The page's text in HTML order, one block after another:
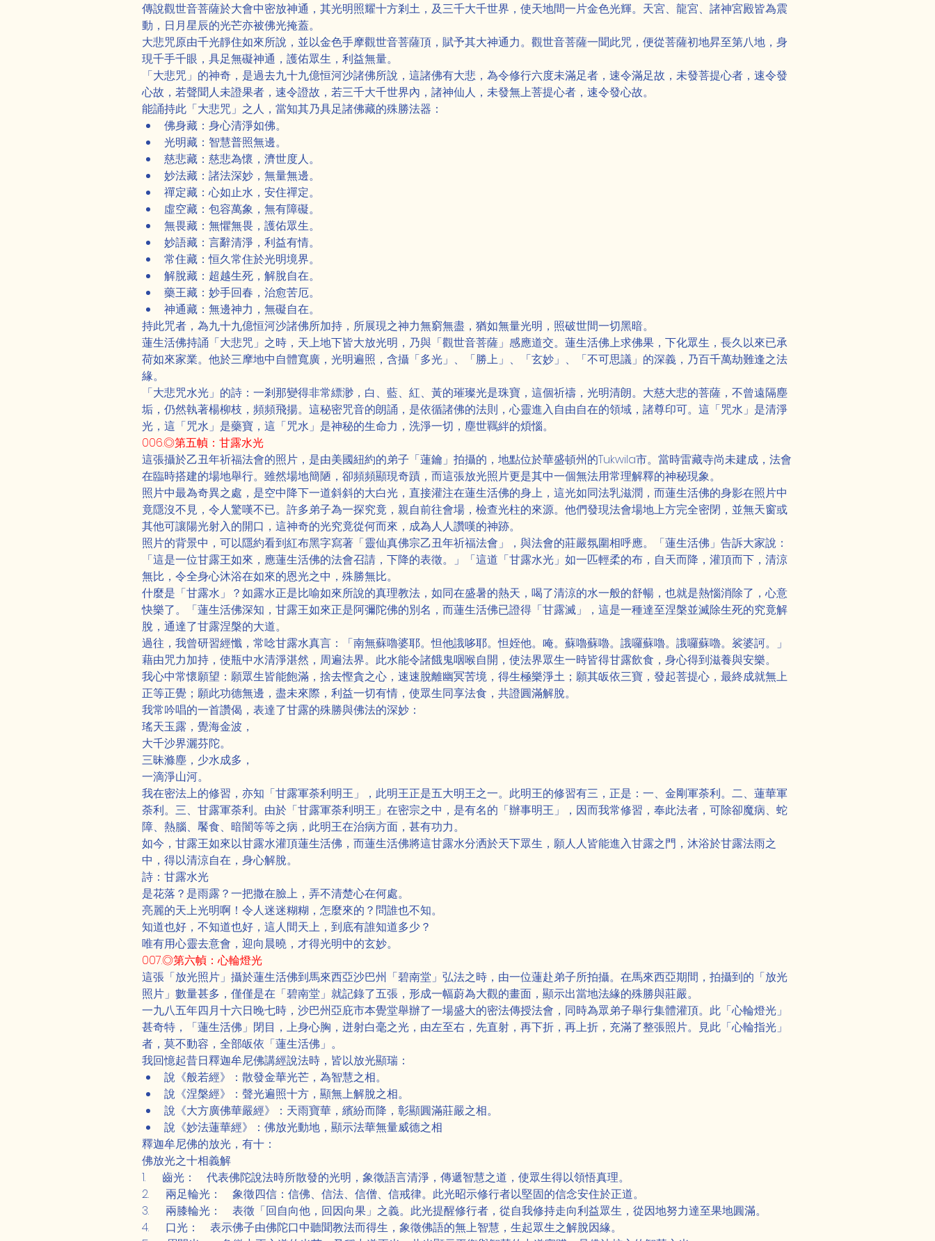
傳說觀世音菩薩於大會中密放神通，其光明照耀十方剎土，及三千大千世界，使天地間一片金色光輝。天宮、龍宮、諸神宮殿皆為震
動，日月星辰的光芒亦被佛光掩蓋。
大悲咒原由千光靜住如來所說，並以金色手摩觀世音菩薩頂，賦予其大神通力。觀世音菩薩一聞此咒，便從菩薩初地昇至第八地，身
現千手千眼，具足無礙神通，護佑眾生，利益無量。
「大悲咒」的神奇，是過去九十九億恒河沙諸佛所說，這諸佛有大悲，為令修行六度未滿足者，速令滿足故，未發菩提心者，速令發
心故，若聲聞人未證果者，速令證故，若三千大千世界內，諸神仙人，未發無上菩提心者，速令發心故。
能誦持此「大悲咒」之人，當知其乃具足諸佛藏的殊勝法器：
佛身藏：身心清淨如佛。
光明藏：智慧普照無邊。
慈悲藏：慈悲為懷，濟世度人。
妙法藏：諸法深妙，無量無邊。
禪定藏：心如止水，安住禪定。
虛空藏：包容萬象，無有障礙。
無畏藏：無懼無畏，護佑眾生。
妙語藏：言辭清淨，利益有情。
常住藏：恒久常住於光明境界。
解脫藏：超越生死，解脫自在。
藥王藏：妙手回春，治愈苦厄。
神通藏：無邊神力，無礙自在。
持此咒者，為九十九億恒河沙諸佛所加持，所展現之神力無窮無盡，猶如無量光明，照破世間一切黑暗。
蓮生活佛持誦「大悲咒」之時，天上地下皆大放光明，乃與「觀世音菩薩」感應道交。蓮生活佛上求佛果，下化眾生，長久以來已承
荷如來家業。他於三摩地中自體寬廣，光明遍照，含攝「多光」、「勝上」、「玄妙」、「不可思議」的深義，乃百千萬劫難逢之法
緣。
「大悲咒水光」的詩：一剎那變得非常縹渺，白、藍、紅、黃的璀璨光是珠寶，這個祈禱，光明清朗。大慈大悲的菩薩，不曾遠隔塵
垢，仍然執著楊柳枝，頻頻飛揚。這秘密咒音的朗誦，是依循諸佛的法則，心靈進入自由自在的領域，諸尊印可。這「咒水」是清淨
光，這「咒水」是藥寶，這「咒水」是神秘的生命力，洗淨一切，塵世羈絆的煩惱。
006.◎第五幀：甘露水光
這張攝於乙丑年祈福法會的照片，是由美國紐約的弟子「蓮鑰」拍攝的，地點位於華盛頓州的Tukwila市。當時雷藏寺尚未建成，法會
在臨時搭建的場地舉行。雖然場地簡陋，卻頻頻顯現奇蹟，而這張放光照片更是其中一個無法用常理解釋的神秘現象。
照片中最為奇異之處，是空中降下一道斜斜的大白光，直接灌注在蓮生活佛的身上，這光如同法乳滋潤，而蓮生活佛的身影在照片中
竟隱沒不見，令人驚嘆不已。許多弟子為一探究竟，親自前往會場，檢查光柱的來源。他們發現法會場地上方完全密閉，並無天窗或
其他可讓陽光射入的開口，這神奇的光究竟從何而來，成為人人讚嘆的神跡。
照片的背景中，可以隱約看到紅布黑字寫著「靈仙真佛宗乙丑年祈福法會」，與法會的莊嚴氛圍相呼應。「蓮生活佛」告訴大家說：
「這是一位甘露王如來，應蓮生活佛的法會召請，下降的表徵。」「這道「甘露水光」如一匹輕柔的布，自天而降，灌頂而下，清涼
無比，令全身心沐浴在如來的恩光之中，殊勝無比。
什麼是「甘露水」？如露水正是比喻如來所說的真理教法，如同在盛暑的熱天，喝了清涼的水一般的舒暢，也就是熱惱消除了，心意
快樂了。「蓮生活佛深知，甘露王如來正是阿彌陀佛的別名，而蓮生活佛已證得「甘露滅」，這是一種達至涅槃並滅除生死的究竟解
脫，通達了甘露涅槃的大道。
過往，我曾研習經懺，常唸甘露水真言：「南無蘇嚕婆耶。怛他誐哆耶。怛姪他。唵。蘇嚕蘇嚕。誐囉蘇嚕。誐囉蘇嚕。裟婆訶。」
藉由咒力加持，使瓶中水清淨湛然，周遍法界。此水能令諸餓鬼咽喉自開，使法界眾生一時皆得甘露飲食，身心得到滋養與安樂。
我心中常懷願望：願眾生皆能飽滿，捨去慳貪之心，速速脫離幽冥苦境，得生極樂淨土；願其皈依三寶，發起菩提心，最終成就無上
正等正覺；願此功德無邊，盡未來際，利益一切有情，使眾生同享法食，共證圓滿解脫。
我常吟唱的一首讚偈，表達了甘露的殊勝與佛法的深妙：
瑤天玉露，覺海金波，
大千沙界灑芬陀。
三昧滌塵，少水成多，
一滴淨山河。
我在密法上的修習，亦知「甘露軍荼利明王」，此明王正是五大明王之一。此明王的修習有三，正是：一、金剛軍荼利。二、蓮華軍
荼利。三、甘露軍荼利。由於「甘露軍荼利明王」在密宗之中，是有名的「辦事明王」，因而我常修習，奉此法者，可除卻魔病、蛇
障、熱腦、饜食、暗闇等等之病，此明王在治病方面，甚有功力。
如今，甘露王如來以甘露水灌頂蓮生活佛，而蓮生活佛將這甘露水分洒於天下眾生，願人人皆能進入甘露之門，沐浴於甘露法雨之
中，得以清涼自在，身心解脫。
詩：甘露水光
是花落？是雨露？一把撒在臉上，弄不清楚心在何處。
亮麗的天上光明啊！令人迷迷糊糊，怎麼來的？問誰也不知。
知道也好，不知道也好，這人間天上，到底有誰知道多少？
唯有用心靈去意會，迎向晨曉，才得光明中的玄妙。
007.◎第六幀：心輪燈光
這張「放光照片」攝於蓮生活佛到馬來西亞沙巴州「碧南堂」弘法之時，由一位蓮赴弟子所拍攝。在馬來西亞期間，拍攝到的「放光
照片」數量甚多，僅僅是在「碧南堂」就記錄了五張，形成一幅蔚為大觀的畫面，顯示出當地法緣的殊勝與莊嚴。
一九八五年四月十六日晚七時，沙巴州亞庇市本覺堂舉辦了一場盛大的密法傳授法會，同時為眾弟子舉行集體灌頂。此「心輪燈光」
甚奇特，「蓮生活佛」閉目，上身心胸，迸射白毫之光，由左至右，先直射，再下折，再上折，充滿了整張照片。見此「心輪指光」
者，莫不動容，全部皈依「蓮生活佛」。
我回憶起昔日釋迦牟尼佛講經說法時，皆以放光顯瑞：
說《般若經》：散發金華光芒，為智慧之相。
說《涅槃經》：聲光遍照十方，顯無上解脫之相。
說《大方廣佛華嚴經》：天雨寶華，繽紛而降，彰顯圓滿莊嚴之相。
說《妙法蓮華經》：佛放光動地，顯示法華無量威德之相
釋迦牟尼佛的放光，有十：
佛放光之十相義解
1.      齒光：　代表佛陀說法時所散發的光明，象徵語言清淨，傳遞智慧之道，使眾生得以領悟真理。
2.      兩足輪光：　象徵四信：信佛、信法、信僧、信戒律。此光昭示修行者以堅固的信念安住於正道。
3.      兩膝輪光：　表徵「回自向他，回因向果」之義。此光提醒修行者，從自我修持走向利益眾生，從因地努力達至果地圓滿。
4.      口光：　表示佛子由佛陀口中聽聞教法而得生，象徵佛語的無上智慧，生起眾生之解脫因緣。